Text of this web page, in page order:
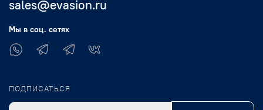
sales@evasion.ru
Мы в соц. сетях
ПОДПИСАТЬСЯ